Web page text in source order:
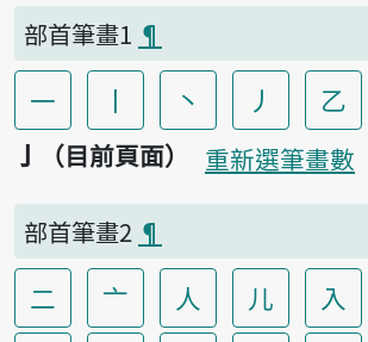
部首筆畫1 ¶
一 丨 丶 丿 乙
亅（目前頁面） 重新選筆畫數
部首筆畫2 ¶
二 亠 人 儿 入